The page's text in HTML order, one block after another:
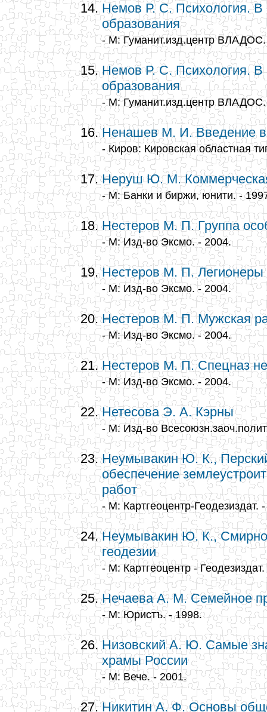
Немов Р. С. Психология. В
образования
- М: Гуманит.изд.центр ВЛАДОС.
Немов Р. С. Психология. В
образования
- М: Гуманит.изд.центр ВЛАДОС.
Ненашев М. И. Введение в
- Киров: Кировская областная
Неруш Ю. М.
- М: Банки и биржи, юнити. -
Нестеров М. П. Группа
- М: Изд-во Эксмо. - 2004.
Нестеров М. П. Легионеры
- М: Изд-во Эксмо. - 2004.
Нестеров М. П. Мужская
- М: Изд-во Эксмо. - 2004.
Нестеров М. П. Спецназ
- М: Изд-во Эксмо. - 2004.
Нетесова Э. А. Кэрны
- М: Изд-во
Неумывакин Ю. К.,
обеспечение
работ
- М: Картгеоцентр-Геодезиздат.
Неумывакин Ю. К.,
геодезии
- М: Картгеоцентр -
Нечаева А. М. Семейное
- М: Юристъ. - 1998.
Низовский А. Ю. Самые
храмы России
- М: Вече. - 2001.
Никитин А. Ф. Основы